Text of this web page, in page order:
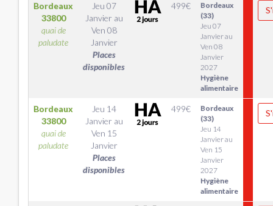
Bordeaux
33800
quai de
paludate
Jeu 07
Janvier au
Ven 08
Janvier
Places
disponibles
499€
Bordeaux
(33)
Jeu 07
Janvier au
Ven 08
Janvier
2027
Hygiène
alimentaire
Bordeaux
33800
quai de
paludate
Jeu 14
Janvier au
Ven 15
Janvier
Places
disponibles
499€
Bordeaux
(33)
Jeu 14
Janvier au
Ven 15
Janvier
2027
Hygiène
alimentaire